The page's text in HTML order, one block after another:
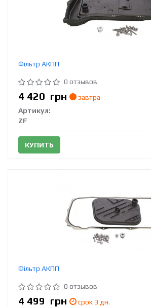
Фільтр АКПП
0 отзывов
4 420 грн
завтра
Артикул:
ZF
КУПИТЬ
Фільтр АКПП
0 отзывов
4 499 грн
срок 3 дн.